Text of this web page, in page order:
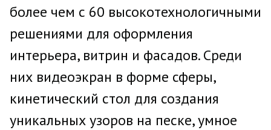
более чем с 60 высокотехнологичными
решениями для оформления
интерьера, витрин и фасадов. Среди
них видеоэкран в форме сферы,
кинетический стол для создания
уникальных узоров на песке, умное